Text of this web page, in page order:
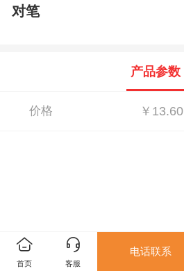
对笔
产品参数
价格 ￥13.60
首页 客服
电话联系